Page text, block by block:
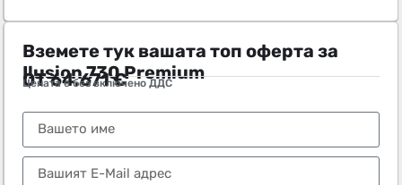
Вземете тук вашата топ оферта за
Ilusion 730 Premium
ОТ64.671€
Цената е без включено ДДС
Тел.:+359 89 552 4009